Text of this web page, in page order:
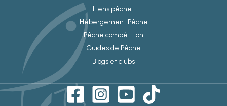
Liens pêche :
Hébergement Pêche
Pêche compétition
Guides de Pêche
Blogs et clubs